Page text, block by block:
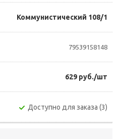
Коммунистический 108/1
79539158148
629 руб./шт
Доступно для заказа (3)